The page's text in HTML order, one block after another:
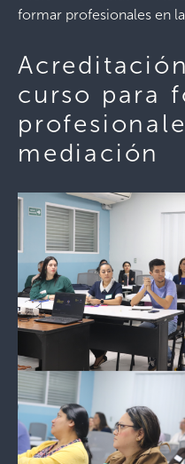
formar profesionales en
curso para
mediación